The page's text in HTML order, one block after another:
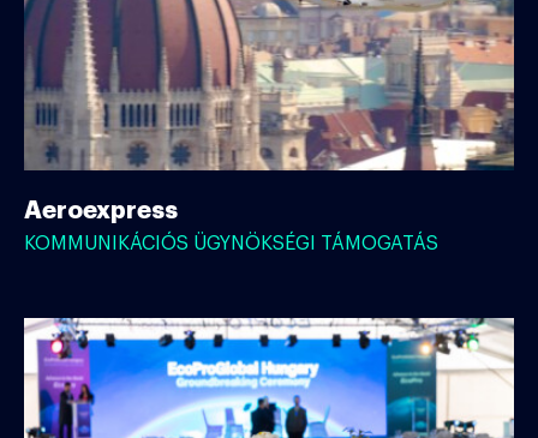
Aeroexpress
KOMMUNIKÁCIÓS ÜGYNÖKSÉGI TÁMOGATÁS